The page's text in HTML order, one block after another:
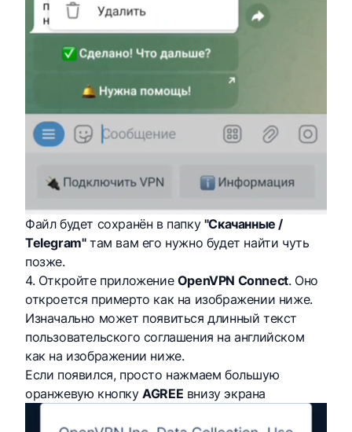
Файл будет сохранён в папку "Скачанные /
Telegram"там вам его нужно будет найти чуть
позже.
4. Откройте приложение OpenVPN Connect. Оно
откроется примерто как на изображении ниже.
Изначально может появиться длинный текст
пользовательского соглашения на английском
как на изображении ниже.
Если появился, просто нажмаем большую
оранжевую кнопкуAGREE внизу экрана